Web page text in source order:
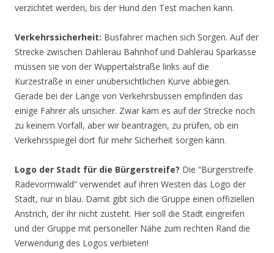
verzichtet werden, bis der Hund den Test machen kann.
Verkehrssicherheit: Busfahrer machen sich Sorgen. Auf der
Strecke zwischen Dahlerau Bahnhof und Dahlerau Sparkasse
müssen sie von der Wuppertalstraße links auf die
Kurzestraße in einer unübersichtlichen Kurve abbiegen.
Gerade bei der Länge von Verkehrsbussen empfinden das
einige Fahrer als unsicher. Zwar kam es auf der Strecke noch
zu keinem Vorfall, aber wir beantragen, zu prüfen, ob ein
Verkehrsspiegel dort für mehr Sicherheit sorgen kann.
Logo der Stadt für die Bürgerstreife? Die “Bürgerstreife
Radevormwald” verwendet auf ihren Westen das Logo der
Stadt, nur in blau. Damit gibt sich die Gruppe einen offiziellen
Anstrich, der ihr nicht zusteht. Hier soll die Stadt eingreifen
und der Gruppe mit personeller Nähe zum rechten Rand die
Verwendung des Logos verbieten!